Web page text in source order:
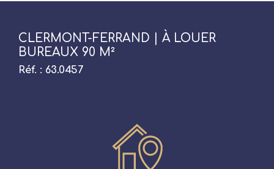
CLERMONT-FERRAND | À LOUER
BUREAUX 90 M²
Réf. : 63.0457